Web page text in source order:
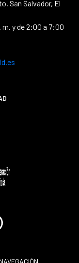
San Salvador, El
m. y de 2:00 a 7:00